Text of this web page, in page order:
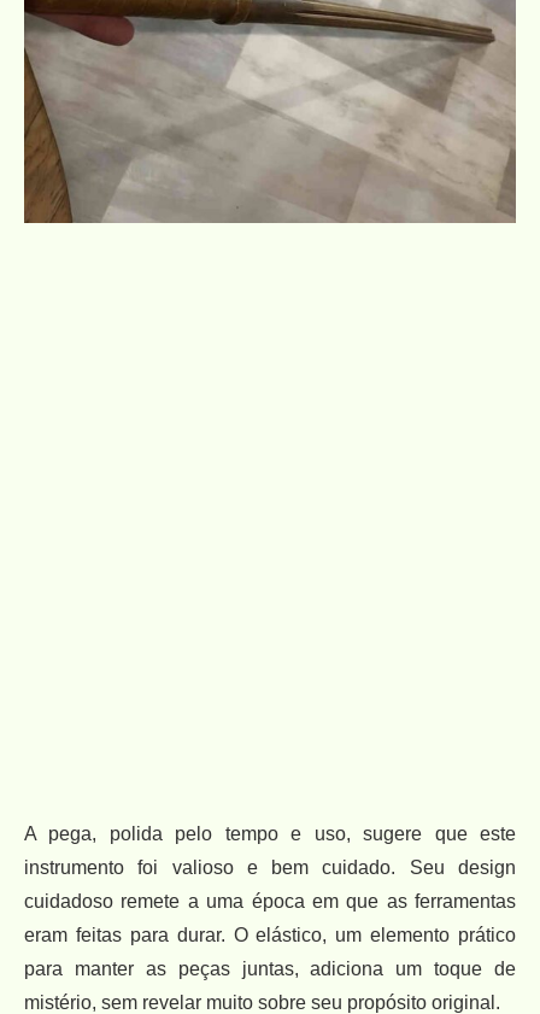
A pega, polida pelo tempo e uso, sugere que este
instrumento foi valioso e bem cuidado. Seu design
cuidadoso remete a uma época em que as ferramentas
eram feitas para durar. O elástico, um elemento prático
para manter as peças juntas, adiciona um toque de
mistério, sem revelar muito sobre seu propósito original.